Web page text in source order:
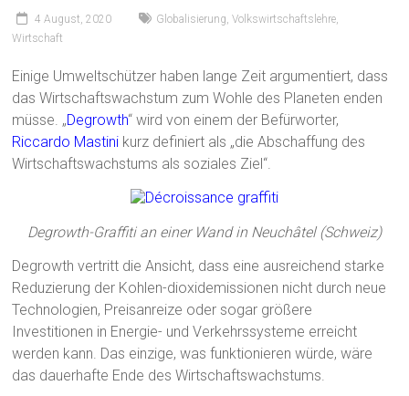
4 August, 2020 Globalisierung,Volkswirtschaftslehre,
Wirtschaft
Einige Umweltschützer haben lange Zeit argumentiert, dass
das Wirtschaftswachstum zum Wohle des Planeten enden
müsse. „Degrowth“ wird von einem der Befürworter,
Riccardo Mastini kurz definiert als „die Abschaffung des
Wirtschaftswachstums als soziales Ziel“.
Degrowth-Graffiti an einer Wand in Neuchâtel (Schweiz)
Degrowth vertritt die Ansicht, dass eine ausreichend starke
Reduzierung der Kohlen-dioxidemissionen nicht durch neue
Technologien, Preisanreize oder sogar größere
Investitionen in Energie- und Verkehrssysteme erreicht
werden kann. Das einzige, was funktionieren würde, wäre
das dauerhafte Ende des Wirtschaftswachstums.